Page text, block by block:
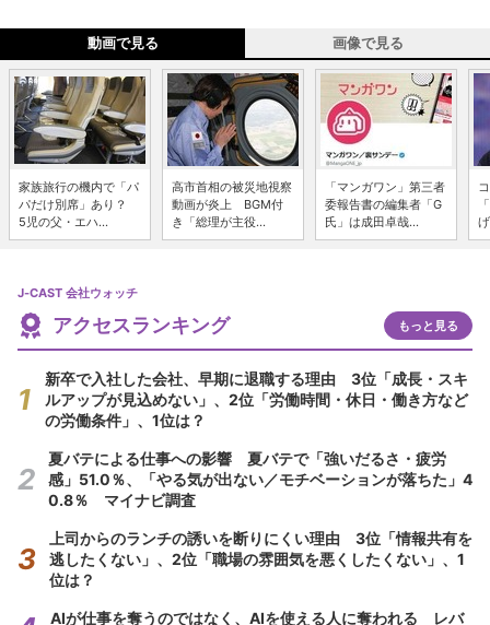
動画で見る 画像で見る
家族旅行の機内で「パ
パだけ別席」あり？
5児の父・エハ...
高市首相の被災地視察
動画が炎上 BGM付
き「総理が主役...
「マンガワン」第三者
委報告書の編集者「G
氏」は成田卓哉...
J-CAST 会社ウォッチ
アクセスランキング もっと見る
新卒で入社した会社、早期に退職する理由 3位「成長・スキ
ルアップが見込めない」、2位「労働時間・休日・働き方など
の労働条件」、1位は？
夏バテによる仕事への影響 夏バテで「強いだるさ・疲労
感」51.0％、「やる気が出ない／モチベーションが落ちた」4
0.8％ マイナビ調査
上司からのランチの誘いを断りにくい理由 3位「情報共有を
逃したくない」、2位「職場の雰囲気を悪くしたくない」、1
位は？
AIが仕事を奪うのではなく、AIを使える人に奪われる レバ